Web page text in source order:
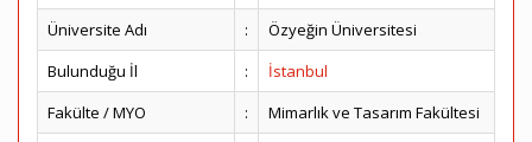
Üniversite Adı
:
Özyeğin Üniversitesi
Bulunduğu İl
:
İstanbul
Fakülte / MYO
:
Mimarlık ve Tasarım Fakültesi